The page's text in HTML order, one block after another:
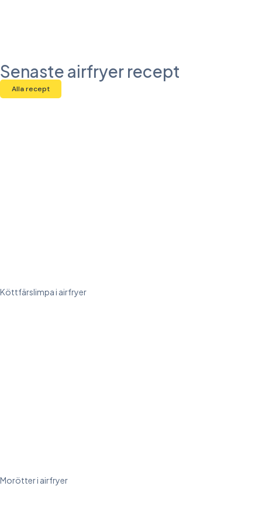
Senaste airfryer recept
Alla recept
Köttfärslimpa i airfryer
Morötter i airfryer